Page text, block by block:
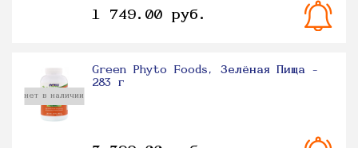
1 749.00 руб.
нет в наличии
Green Phyto Foods, Зелёная Пища -
283 г